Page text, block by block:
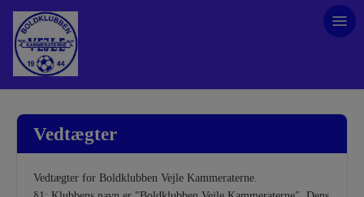
Vedtægter
Vedtægter for Boldklubben Vejle Kammeraterne.